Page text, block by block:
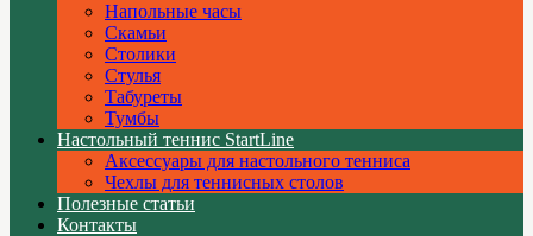
Напольные часы
Скамьи
Столики
Стулья
Табуреты
Тумбы
Настольный теннис StartLine
Аксессуары для настольного тенниса
Чехлы для теннисных столов
Полезные статьи
Контакты